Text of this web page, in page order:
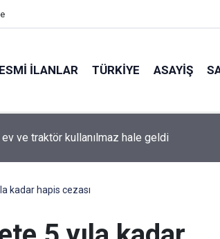
İLANLAR TÜRKİYE ASAYİŞ
ev ve traktör kullanılmaz hale geldi
kadar hapis cezası